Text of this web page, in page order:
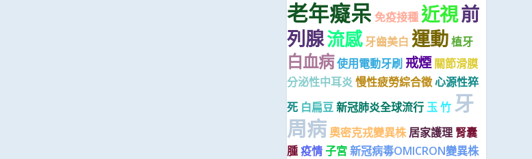
老年癡呆 免疫接種近視前
列腺流感 牙齒美白 運動植牙
白血病使用電動牙刷 戒煙 關節滑膜
分泌性中耳炎 慢性疲勞綜合徵心源性猝
死 白扁豆新冠肺炎全球流行 玉 竹 牙
周病奧密克戎變異株 居家護理 腎囊
腫疫情子宮新冠病毒OMICRON變異株